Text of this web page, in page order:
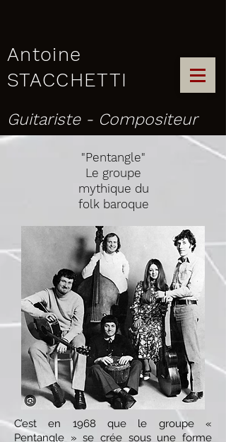
Antoine
STACCHETTI
Guitariste - Compositeur
"Pentangle"
Le groupe
mythique du
folk baroque
C’est en 1968 que le groupe «
Pentangle » se crée sous une forme